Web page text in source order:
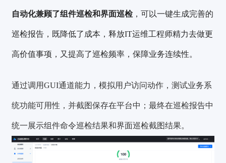
自动化兼顾了组件巡检和界面巡检，可以一键生成完善的
巡检报告，既降低了成本，释放IT运维工程师精力去做更
高价值事项，又提高了巡检频率，保障业务连续性。
通过调用GUI通道能力，模拟用户访问动作，测试业务系
统功能可用性，并截图保存在平台中；最终在巡检报告中
统一展示组件命令巡检结果和界面巡检截图结果。